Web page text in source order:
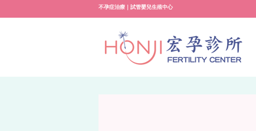
to
不孕症治療｜試管嬰兒生殖中心